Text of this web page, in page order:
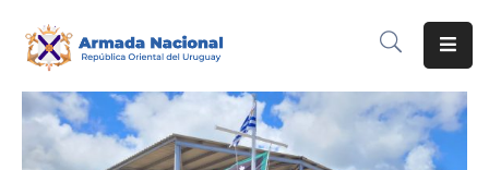
Inicio
Institución